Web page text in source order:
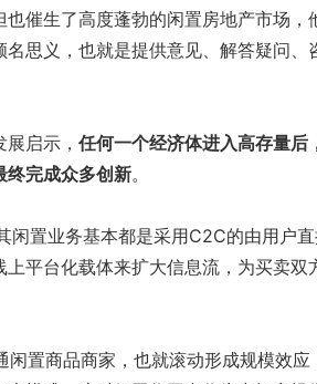
催生了高度蓬勃的闲置房地产市场，
思义，也就是提供意见、解答疑问、
启示， 任何一个经济体进入高存量后
终完成众多创新。
置业务基本都是采用C2C的由用户
平台化载体来扩大信息流，为买卖双
置商品商家，也就滚动形成规模效应